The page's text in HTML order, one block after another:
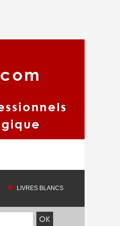
LIVRES BLANCS